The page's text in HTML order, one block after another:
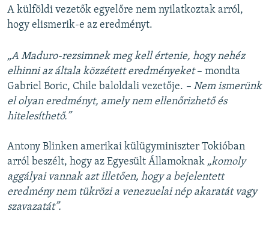
A külföldi vezetők egyelőre nem nyilatkoztak arról,
hogy elismerik-e az eredményt.
„A Maduro-rezsimnek meg kell értenie, hogy nehéz
elhinni az általa közzétett eredményeket– mondta
Gabriel Boric, Chile baloldali vezetője. – Nem ismerünk
el olyan eredményt, amely nem ellenőrizhető és
hitelesíthető.”
Antony Blinken amerikai külügyminiszter Tokióban
arról beszélt, hogy az Egyesült Államoknak „komoly
aggályai vannak azt illetően, hogy a bejelentett
eredmény nem tükrözi a venezuelai nép akaratát vagy
szavazatát”.